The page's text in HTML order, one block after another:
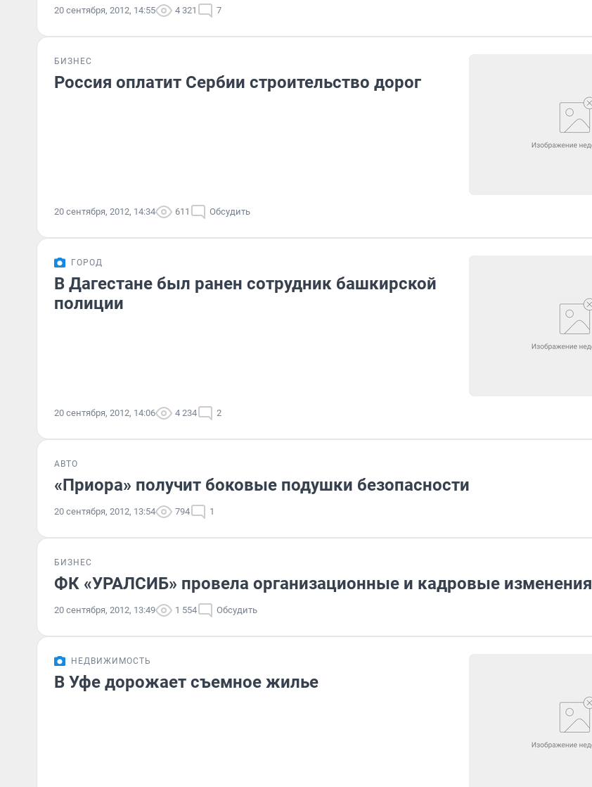
20 сентября, 2012, 14:55 4 321 7
БИЗНЕС
Россия оплатит Сербии строительство дорог
20 сентября, 2012, 14:34 611 Обсудить
ГОРОД
В Дагестане был ранен сотрудник башкирской
полиции
20 сентября, 2012, 14:06 4 234 2
АВТО
«Приора» получит боковые подушки безопасности
20 сентября, 2012, 13:54 794 1
БИЗНЕС
ФК «УРАЛСИБ» провела организационные и кадровые изменения
20 сентября, 2012, 13:49 1 554 Обсудить
НЕДВИЖИМОСТЬ
В Уфе дорожает съемное жилье